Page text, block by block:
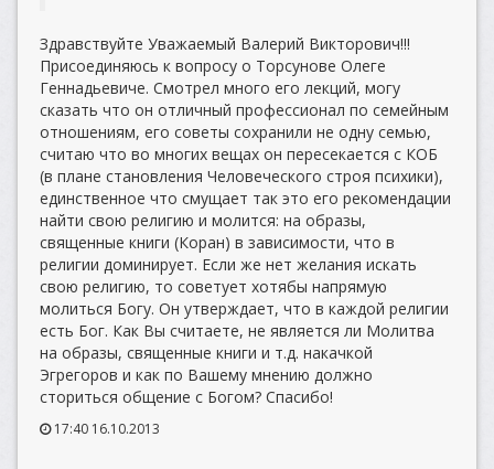
Здравствуйте Уважаемый Валерий Викторович!!!
Присоединяюсь к вопросу о Торсунове Олеге
Геннадьевиче. Смотрел много его лекций, могу
сказать что он отличный профессионал по семейным
отношениям, его советы сохранили не одну семью,
считаю что во многих вещах он пересекается с КОБ
(в плане становления Человеческого строя психики),
единственное что смущает так это его рекомендации
найти свою религию и молится: на образы,
священные книги (Коран) в зависимости, что в
религии доминирует. Если же нет желания искать
свою религию, то советует хотябы напрямую
молиться Богу. Он утверждает, что в каждой религии
есть Бог. Как Вы считаете, не является ли Молитва
на образы, священные книги и т.д. накачкой
Эгрегоров и как по Вашему мнению должно
сториться общение с Богом? Спасибо!
17:40 16.10.2013